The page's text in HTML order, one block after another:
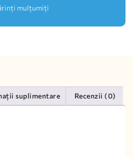
mulțumiți
suplimentare Recenzii (0)